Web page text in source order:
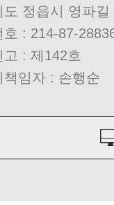
도 정읍시 영파
호 : 214-87-
: 제142호
책임자 : 손행순